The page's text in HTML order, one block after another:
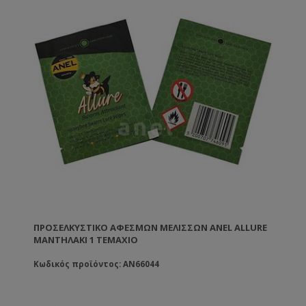
ΠΡΟΣΕΛΚΥΣΤΙΚΌ ΑΦΕΣΜΏΝ ΜΕΛΙΣΣΏΝ ANEL ALLURE
ΜΑΝΤΗΛΆΚΙ 1 ΤΕΜΆΧΙΟ
Κωδικός προϊόντος: AN66044